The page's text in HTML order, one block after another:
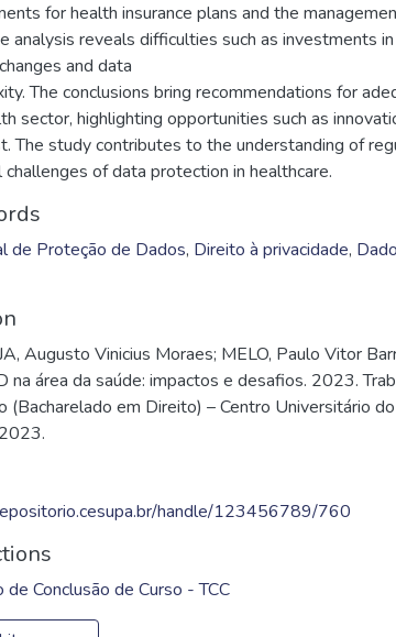
for health insurance plans and the
analysis reveals difficulties such as investments
and data
The conclusions bring recommendations for
sector, highlighting opportunities such as
The study contributes to the understanding of
challenges of data protection in healthcare.
de Proteção de Dados, Direito à privacidade,
Augusto Vinicius Moraes; MELO, Paulo Vitor
na área da saúde: impactos e desafios. 2023.
(Bacharelado em Direito) – Centro Universitário
handle/123456789/760
de Conclusão de Curso - TCC